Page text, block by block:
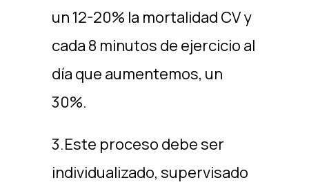
un 12-20% la mortalidad CV y
cada 8 minutos de ejercicio al
día que aumentemos, un
30%.
3.Este proceso debe ser
individualizado, supervisado